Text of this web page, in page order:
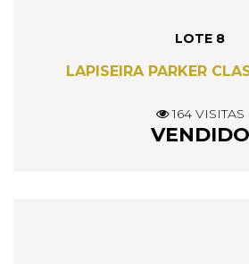
LOTE 8
LAPISEIRA PARKER
164 VISITAS
VENDIDO